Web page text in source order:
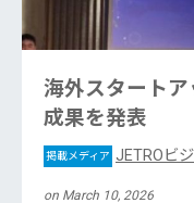
海外スタート
成果を発表
掲載メディア JETROビ
on March 10, 2026